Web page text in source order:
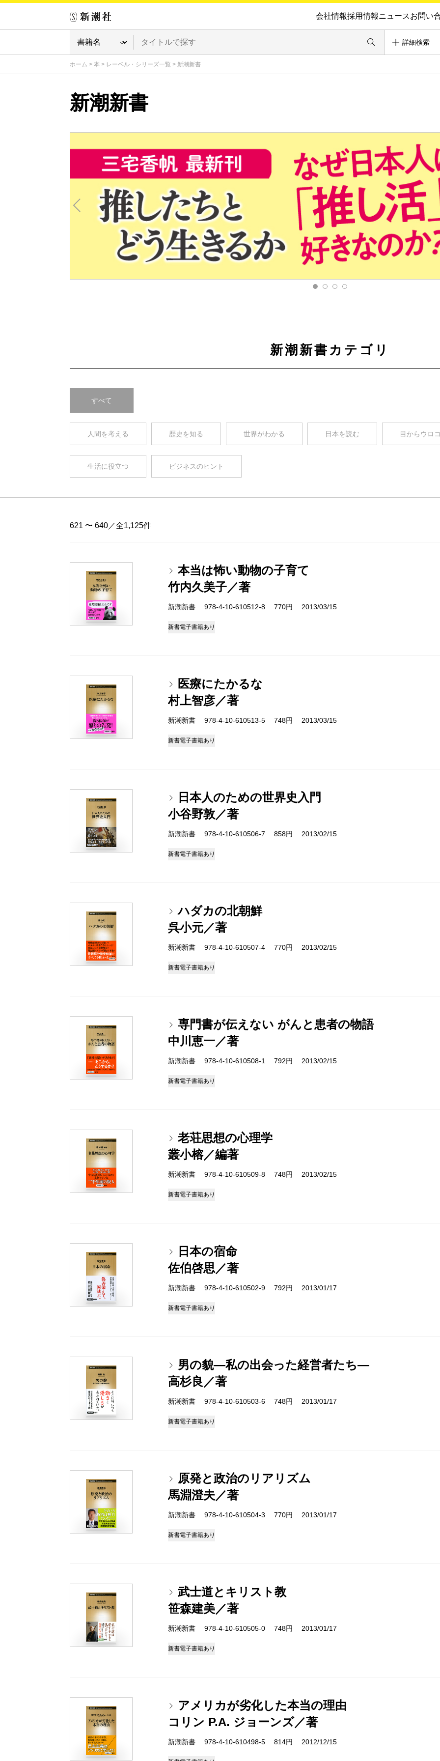
会社情報採用情報ニュースお問い
詳細検索
ホーム > 本 > レーベル・シリーズ一覧 > 新潮新書
新潮新書
新潮新書カテゴリ
すべて
人間を考える 歴史を知る 世界がわかる 日本を読む 目からウロコ
生活に役立つ ビジネスのヒント
621 〜 640／全1,125件
本当は怖い動物の子育て
竹内久美子／著
新潮新書 978-4-10-610512-8 770円 2013/03/15
新書電子書籍あり
医療にたかるな
村上智彦／著
新潮新書 978-4-10-610513-5 748円 2013/03/15
新書電子書籍あり
日本人のための世界史入門
小谷野敦／著
新潮新書 978-4-10-610506-7 858円 2013/02/15
新書電子書籍あり
ハダカの北朝鮮
呉小元／著
新潮新書 978-4-10-610507-4 770円 2013/02/15
新書電子書籍あり
専門書が伝えない がんと患者の物語
中川恵一／著
新潮新書 978-4-10-610508-1 792円 2013/02/15
新書電子書籍あり
老荘思想の心理学
叢小榕／編著
新潮新書 978-4-10-610509-8 748円 2013/02/15
新書電子書籍あり
日本の宿命
佐伯啓思／著
新潮新書 978-4-10-610502-9 792円 2013/01/17
新書電子書籍あり
男の貌―私の出会った経営者たち―
高杉良／著
新潮新書 978-4-10-610503-6 748円 2013/01/17
新書電子書籍あり
原発と政治のリアリズム
馬淵澄夫／著
新潮新書 978-4-10-610504-3 770円 2013/01/17
新書電子書籍あり
武士道とキリスト教
笹森建美／著
新潮新書 978-4-10-610505-0 748円 2013/01/17
新書電子書籍あり
アメリカが劣化した本当の理由
コリン P.A. ジョーンズ／著
新潮新書 978-4-10-610498-5 814円 2012/12/15